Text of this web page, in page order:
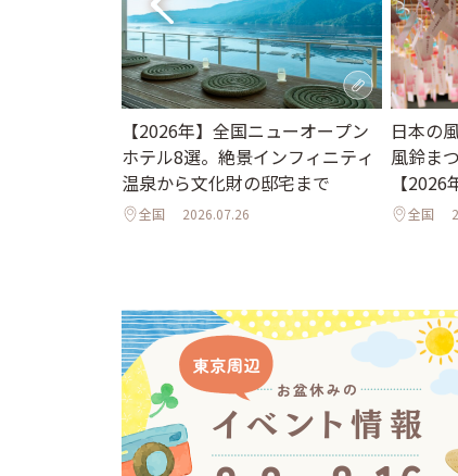
【2026年】全国ニューオープン
ホテル8選。絶景インフィニティ
温泉から文化財の邸宅まで
全国 2026.07.26
日本の
風鈴ま
【2026
全国